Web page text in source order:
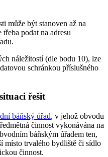
může být stanoven až na
podat na adresu
náležitostí (dle bodu 10), lze
schránkou příslušného
řešit
báňský úřad, v jehož obvodu
činnost vykonávána na
báňským úřadem ten,
místo trvalého bydliště či sídlo
činnost.